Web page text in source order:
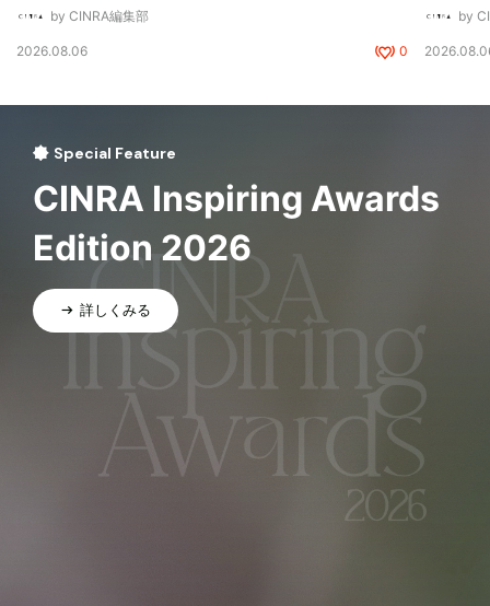
by CINRA編集部
2026.08.06 0
by
Special Feature
CINRA Inspiring Awards
Edition 2026
詳しくみる